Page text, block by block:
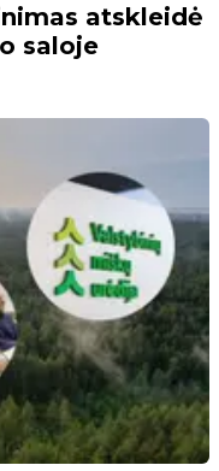
atskleidė
saloje